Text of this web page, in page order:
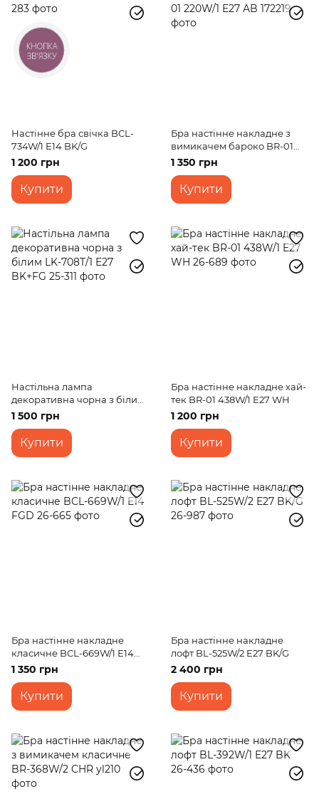
Настінне бра свічка BCL-
734W/1 E14 BK/G
1 200 грн
Купити
Бра настінне накладне з
вимикачем бароко BR-01
220W/1 E27 AB
1 350 грн
Купити
Настільна лампа
декоративна чорна з білим
LK-708T/1 E27 BK+FG
1 500 грн
Купити
Бра настінне накладне хай-
тек BR-01 438W/1 E27 WH
1 200 грн
Купити
Бра настінне накладне
класичне BCL-669W/1 E14
FGD
1 350 грн
Купити
Бра настінне накладне
лофт BL-525W/2 E27 BK/G
2 400 грн
Купити
КНОПКА
ЗВ'ЯЗКУ